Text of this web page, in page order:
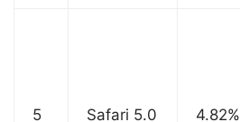
5 Safari 5.0 4.82%